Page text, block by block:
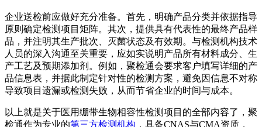
企业送检前应做好充分准备。首先，明确产品分类并依据指导
原则确定检测项目矩阵。其次，提供具有代表性的最终产品样
品，并注明其生产批次、灭菌状态及有效期。与检测机构技术
人员的深入沟通至关重要，应如实说明产品所有材料成分、生
产工艺及预期添加剂。例如，聚检通会要求客户填写详细的产
品信息表，并据此制定针对性的检测方案，避免因信息不对称
导致项目遗漏或检测失败，从而节省企业的时间与成本。
以上就是关于医用绷带生物相容性检测项目的全部内容了，聚
检通作为专业的第三方检测机构 ，具备CNAS与CMA资质，